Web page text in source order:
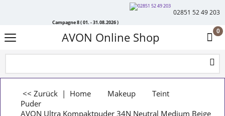
Campagne 8 ( 01. - 31.08.2026 )
02851 52 49 203
AVON Online Shop 0
<< Zurück | Home Makeup
Teint
Puder
AVON Ultra Kompaktpuder 34N Neutral Medium Beige